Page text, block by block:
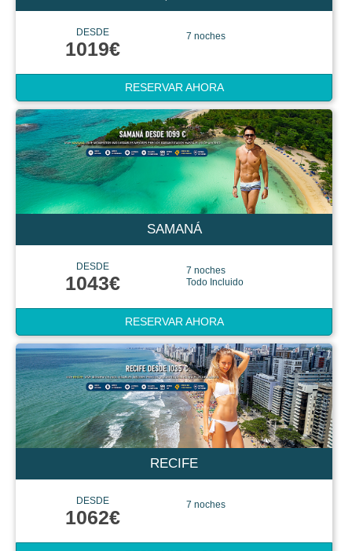
DESDE
1019€
7 noches
RESERVAR AHORA
SAMANÁ
DESDE
1043€
7 noches
Todo Incluido
RESERVAR AHORA
RECIFE
DESDE
1062€
7 noches